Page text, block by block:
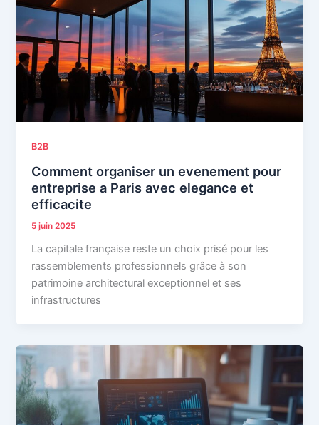
B2B
Comment organiser un evenement pour
entreprise a Paris avec elegance et
efficacite
5 juin 2025
La capitale française reste un choix prisé pour les
rassemblements professionnels grâce à son
patrimoine architectural exceptionnel et ses
infrastructures